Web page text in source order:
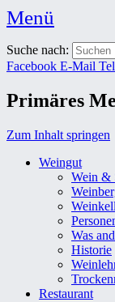
Menü
Weingut Karl
Das Weingut im
Suche nach:
Facebook E-Mail
Primäres
Zum Inhalt springen
Weingut
Wein &
Was
Historie
Restaurant